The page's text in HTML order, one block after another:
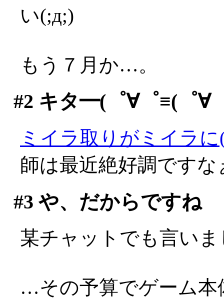
い(;д;)
もう７月か…。
#2 キタ━(゜∀゜≡(゜∀
ミイラ取りがミイラ
師は最近絶好調です
#3 や、だからですね
某チャットでも言い
…その予算でゲーム本